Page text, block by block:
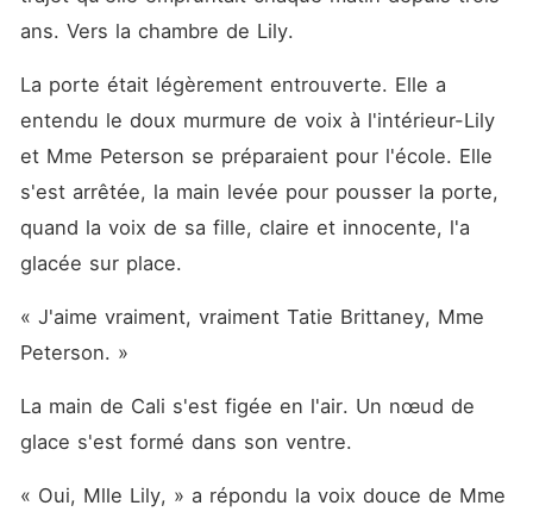
ans. Vers la chambre de Lily.
La porte était légèrement entrouverte. Elle a
entendu le doux murmure de voix à l'intérieur-Lily
et Mme Peterson se préparaient pour l'école. Elle
s'est arrêtée, la main levée pour pousser la porte,
quand la voix de sa fille, claire et innocente, l'a
glacée sur place.
« J'aime vraiment, vraiment Tatie Brittaney, Mme
Peterson. »
La main de Cali s'est figée en l'air. Un nœud de
glace s'est formé dans son ventre.
« Oui, Mlle Lily, » a répondu la voix douce de Mme